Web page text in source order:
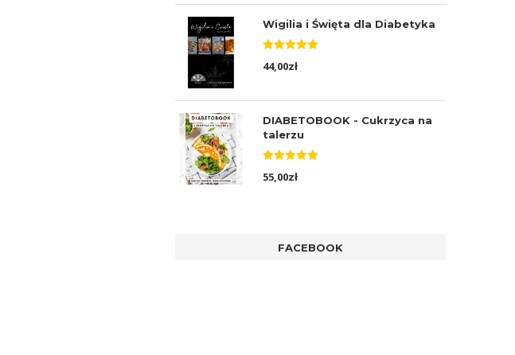
Wigilia i Święta dla Diabetyka
5.00na 5
44,00zł
DIABETOBOOK - Cukrzyca na
talerzu
5.00na 5
55,00zł
FACEBOOK